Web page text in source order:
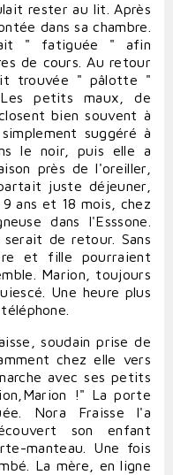
rester au lit. Après
dans sa chambre.
" fatiguée " afin
de cours. Au retour
trouvée " pâlotte "
Les petits maux, de
bien souvent à
suggéré à
le noir, puis elle a
près de l'oreiller,
juste déjeuner,
ans et 18 mois, chez
dans l'Esssone.
de retour. Sans
et fille pourraient
Marion, toujours
Une heure plus
soudain prise de
chez elle vers
avec ses petits
!" La porte
Nora Fraisse l'a
son enfant
manteau. Une fois
La mère, en ligne